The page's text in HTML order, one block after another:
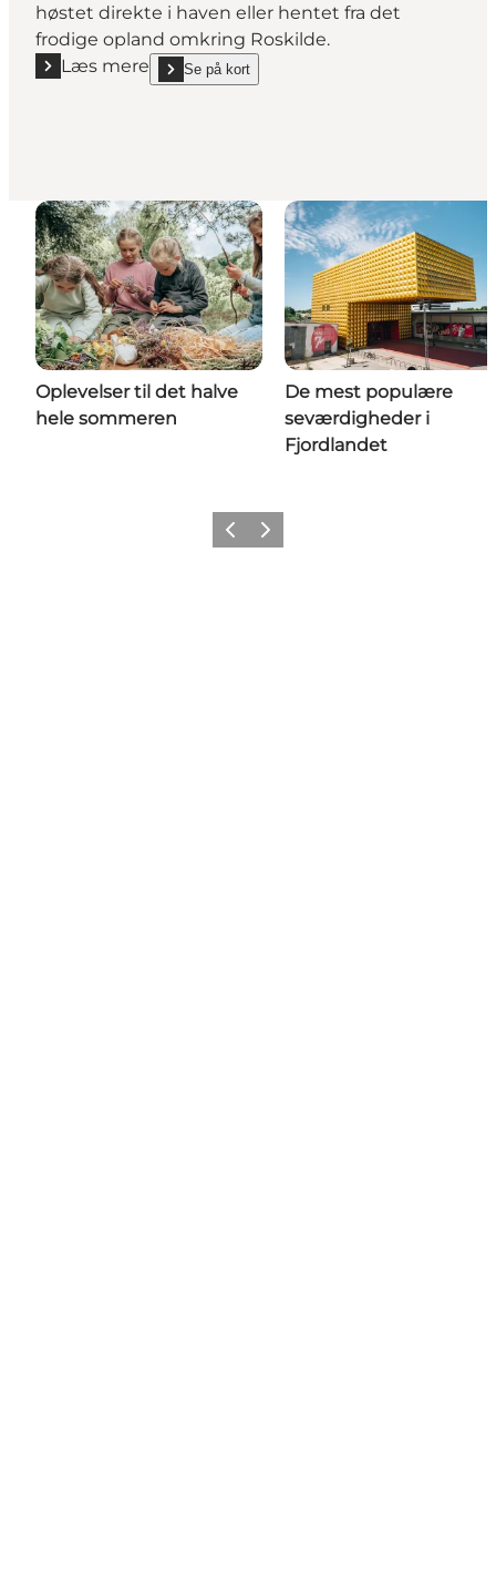
høstet direkte i haven eller hentet fra det
frodige opland omkring Roskilde.
Læs mere
Læs mere "Sct. Hans Have"
Se på kort
show Sct. Hans Have on_map
Oplevelser til det halve
hele sommeren
De mest populære
seværdigheder i
Fjordlandet
Forrige billede
Næste billede